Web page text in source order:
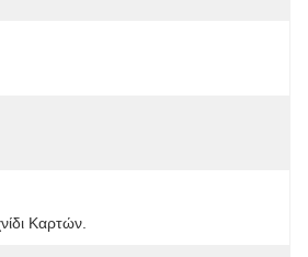
Καρτών.